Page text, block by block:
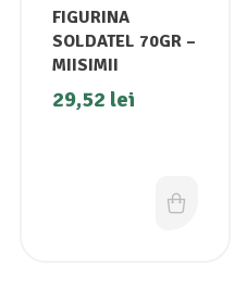
FIGURINA
SOLDATEL 70GR –
MIISIMII
29,52 lei